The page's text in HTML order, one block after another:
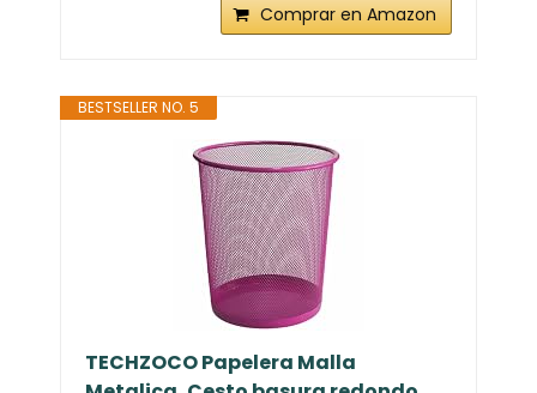
Comprar en Amazon
BESTSELLER NO. 5
TECHZOCO Papelera Malla